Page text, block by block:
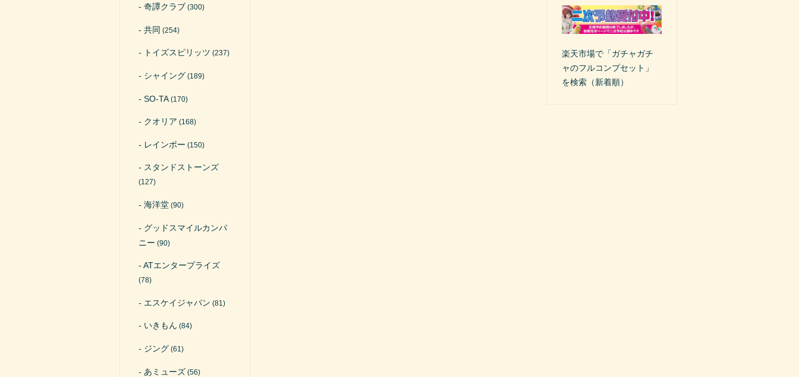
奇譚クラブ (300)
共同 (254)
トイズスピリッツ (237)
シャイング (189)
SO-TA(170)
クオリア (168)
レインボー (150)
スタンドストーンズ
(127)
海洋堂(90)
グッドスマイルカンパ
ニー (90)
ATエンタープライズ
(78)
エスケイジャパン (81)
いきもん (84)
ジング (61)
あミューズ(56)
楽天市場で「ガチャガチ
ャのフルコンプセット」
を検索（新着順）